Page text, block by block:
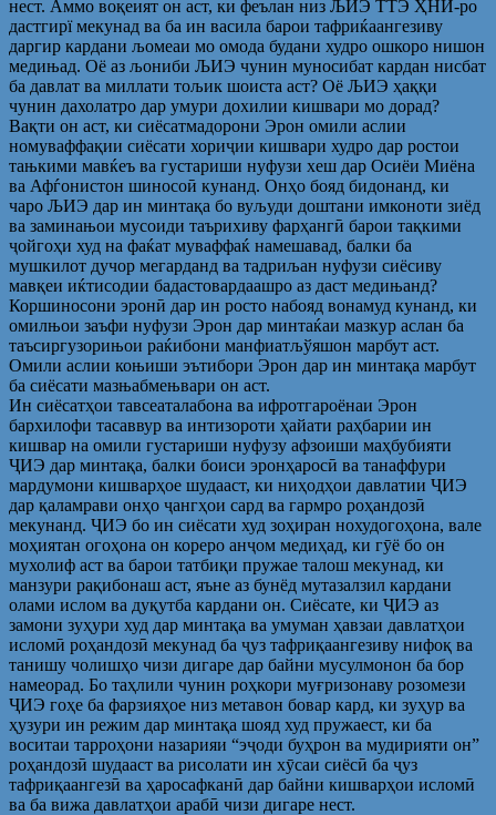
нест. Аммо воқеият он аст, ки феълан низ ЉИЭ ТТЭ ҲНИ-ро
дастгирї мекунад ва ба ин васила барои тафриќаангезиву
даргир кардани љомеаи мо омода будани худро ошкоро нишон
медињад. Оё аз љониби ЉИЭ чунин муносибат кардан нисбат
ба давлат ва миллати тољик шоиста аст? Оё ЉИЭ ҳаққи
чунин дахолатро дар умури дохилии кишвари мо дорад?
Вақти он аст, ки сиёсатмадорони Эрон омили аслии
номуваффақии сиёсати хориҷии кишвари худро дар ростои
тањкими мавќеъ ва густариши нуфузи хеш дар Осиёи Миёна
ва Афѓонистон шиносоӣ кунанд. Онҳо бояд бидонанд, ки
чаро ЉИЭ дар ин минтақа бо вуљуди доштани имконоти зиёд
ва заминањои мусоиди таърихиву фарҳангӣ барои тақкими
ҷойгоҳи худ на фаќат муваффаќ намешавад, балки ба
мушкилот дучор мегарданд ва тадриљан нуфузи сиёсиву
мавқеи иќтисодии бадастовардаашро аз даст медињанд?
Коршиносони эронӣ дар ин росто набояд вонамуд кунанд, ки
омилњои заъфи нуфузи Эрон дар минтаќаи мазкур аслан ба
таъсиргузорињои раќибони манфиатљўяшон марбут аст.
Омили аслии коњиши эътибори Эрон дар ин минтақа марбут
ба сиёсати мазњабмењвари он аст.
Ин сиёсатҳои тавсеаталабона ва ифротгароёнаи Эрон
бархилофи тасаввур ва интизороти ҳайати раҳбарии ин
кишвар на омили густариши нуфузу афзоиши маҳбубияти
ҶИЭ дар минтақа, балки боиси эронҳаросӣ ва танаффури
мардумони кишварҳое шудааст, ки ниҳодҳои давлатии ҶИЭ
дар қаламрави онҳо ҷангҳои сард ва гармро роҳандозӣ
мекунанд. ҶИЭ бо ин сиёсати худ зоҳиран нохудогоҳона, вале
моҳиятан огоҳона он кореро анҷом медиҳад, ки гӯё бо он
мухолиф аст ва барои татбиқи пружае талош мекунад, ки
манзури рақибонаш аст, яъне аз бунёд мутазалзил кардани
олами ислом ва дуқутба кардани он. Сиёсате, ки ҶИЭ аз
замони зуҳури худ дар минтақа ва умуман ҳавзаи давлатҳои
исломӣ роҳандозӣ мекунад ба ҷуз тафриқаангезиву нифоқ ва
танишу чолишҳо чизи дигаре дар байни мусулмонон ба бор
намеорад. Бо таҳлили чунин роҳкори муғризонаву розомези
ҶИЭ гоҳе ба фарзияҳое низ метавон бовар кард, ки зуҳур ва
ҳузури ин режим дар минтақа шояд худ пружаест, ки ба
воситаи тарроҳони назарияи “эҷоди буҳрон ва мудирияти он”
роҳандозӣ шудааст ва рисолати ин хӯсаи сиёсӣ ба ҷуз
тафриқаангезӣ ва ҳаросафканӣ дар байни кишварҳои исломӣ
ва ба вижа давлатҳои арабӣ чизи дигаре нест.